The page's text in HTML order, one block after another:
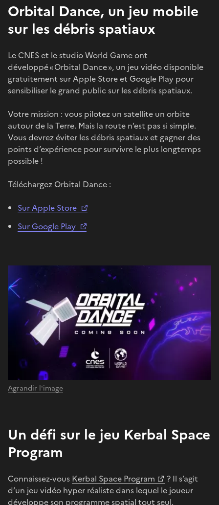
Orbital Dance, un jeu mobile
sur les débris spatiaux
Le CNES et le studio World Game ont
développé « Orbital Dance », un jeu vidéo disponible
gratuitement sur Apple Store et Google Play pour
sensibiliser le grand public sur les débris spatiaux.
Votre mission : vous pilotez un satellite un orbite
autour de la Terre. Mais la route n’est pas si simple.
Vous devrez éviter les débris spatiaux et gagner des
points d’expérience pour survivre le plus longtemps
possible !
Téléchargez Orbital Dance :
Sur Apple Store
Sur Google Play
Agrandir l'image
Un défi sur le jeu Kerbal Space
Program
Connaissez-vous Kerbal Space Program
? Il s’agit
d’un jeu vidéo hyper réaliste dans lequel le joueur
développe son programme spatial tout seul.